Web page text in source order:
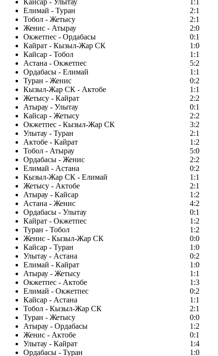
Кайсар - Улытау
1:1
Елимай - Туран
2:1
Тобол - Жетысу
2:1
Женис - Атырау
2:0
Окжетпес - Ордабасы
0:1
Кайрат - Кызыл-Жар СК
1:0
Кайсар - Тобол
1:1
Астана - Окжетпес
5:2
Ордабасы - Елимай
1:1
Туран - Женис
0:2
Кызыл-Жар СК - Актобе
1:1
Жетысу - Кайрат
2:2
Атырау - Улытау
0:1
Кайсар - Жетысу
2:2
Окжетпес - Кызыл-Жар СК
3:2
Улытау - Туран
2:1
Актобе - Кайрат
1:2
Тобол - Атырау
5:0
Ордабасы - Женис
2:2
Елимай - Астана
0:2
Кызыл-Жар СК - Елимай
1:1
Жетысу - Актобе
2:1
Атырау - Кайсар
1:2
Астана - Женис
4:2
Ордабасы - Улытау
0:1
Кайрат - Окжетпес
1:2
Туран - Тобол
1:2
Женис - Кызыл-Жар СК
0:0
Кайсар - Туран
1:0
Улытау - Астана
0:2
Елимай - Кайрат
1:0
Атырау - Жетысу
1:1
Окжетпес - Актобе
1:3
Елимай - Окжетпес
0:2
Кайсар - Астана
1:1
Тобол - Кызыл-Жар СК
2:1
Туран - Жетысу
0:0
Атырау - Ордабасы
1:2
Женис - Актобе
0:1
Улытау - Кайрат
1:4
Ордабасы - Туран
1:0